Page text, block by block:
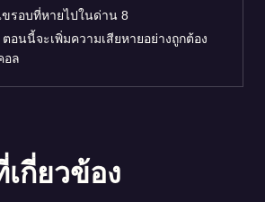
ขรอบที่หายไปในด่าน 8
อนนี้จะเพิ่มความเสียหายอย่างถูกต้อง
อล
กี่ยวข้อง